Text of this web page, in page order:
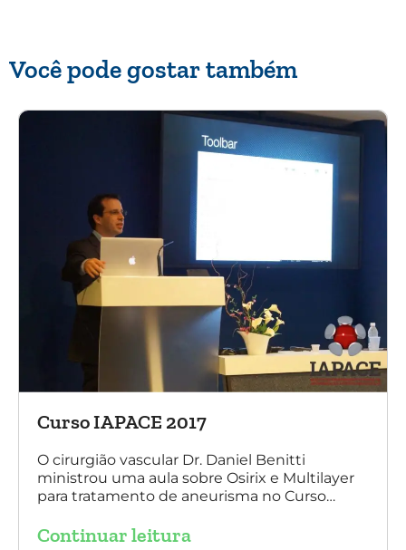
Você pode gostar também
Curso IAPACE 2017
O cirurgião vascular Dr. Daniel Benitti
ministrou uma aula sobre Osirix e Multilayer
para tratamento de aneurisma no Curso
2017). Agradecemos a todos os participantes
Continuar leitura